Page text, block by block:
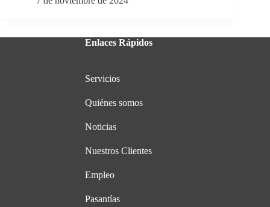
Enlaces Rápidos
Servicios
Quiénes somos
Noticias
Nuestros Clientes
Empleo
Pasantías